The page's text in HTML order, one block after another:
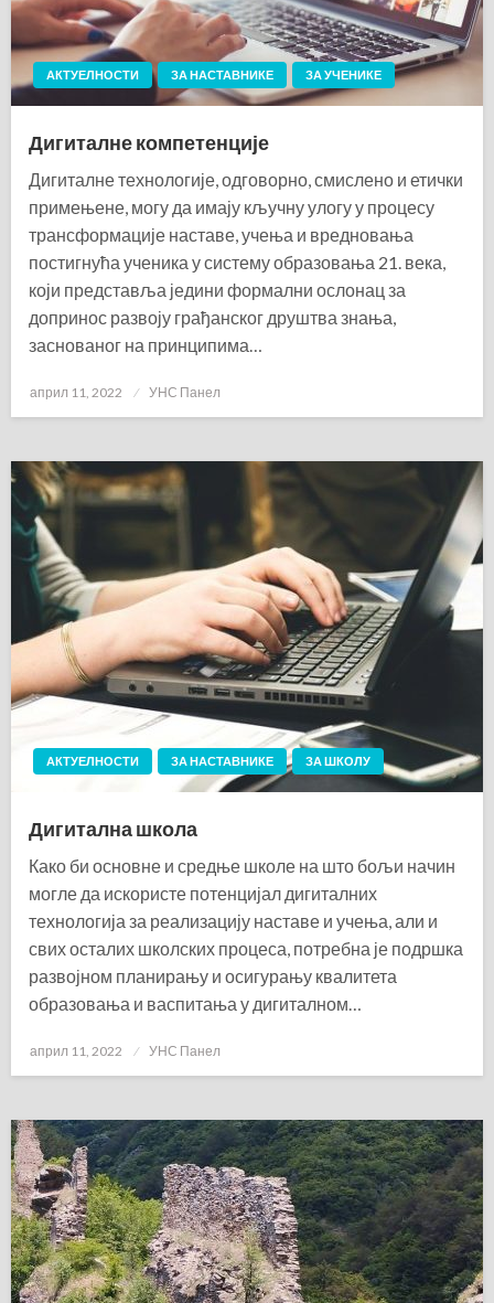
АКТУЕЛНОСТИ ЗА НАСТАВНИКЕ ЗА УЧЕНИКЕ
Дигиталне компетенције
Дигиталне технологије, одговорно, смислено и етички
примењене, могу да имају кључну улогу у процесу
трансформације наставе, учења и вредновања
постигнућа ученика у систему образовања 21. века,
који представља једини формални ослонац за
допринос развоју грађанског друштва знања,
заснованог на принципима…
Posted
април 11, 2022 УНС Панел
АКТУЕЛНОСТИ ЗА НАСТАВНИКЕ ЗА ШКОЛУ
Дигитална школа
Како би основне и средње школе на што бољи начин
могле да искористе потенцијал дигиталних
технологија за реализацију наставе и учења, али и
свих осталих школских процеса, потребна је подршка
развојном планирању и осигурању квалитета
образовања и васпитања у дигиталном…
Posted
април 11, 2022 УНС Панел